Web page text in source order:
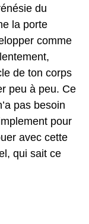
du
la porte
comme
de ton corps
peu à peu. Ce
pas besoin
pour
avec cette
qui sait ce